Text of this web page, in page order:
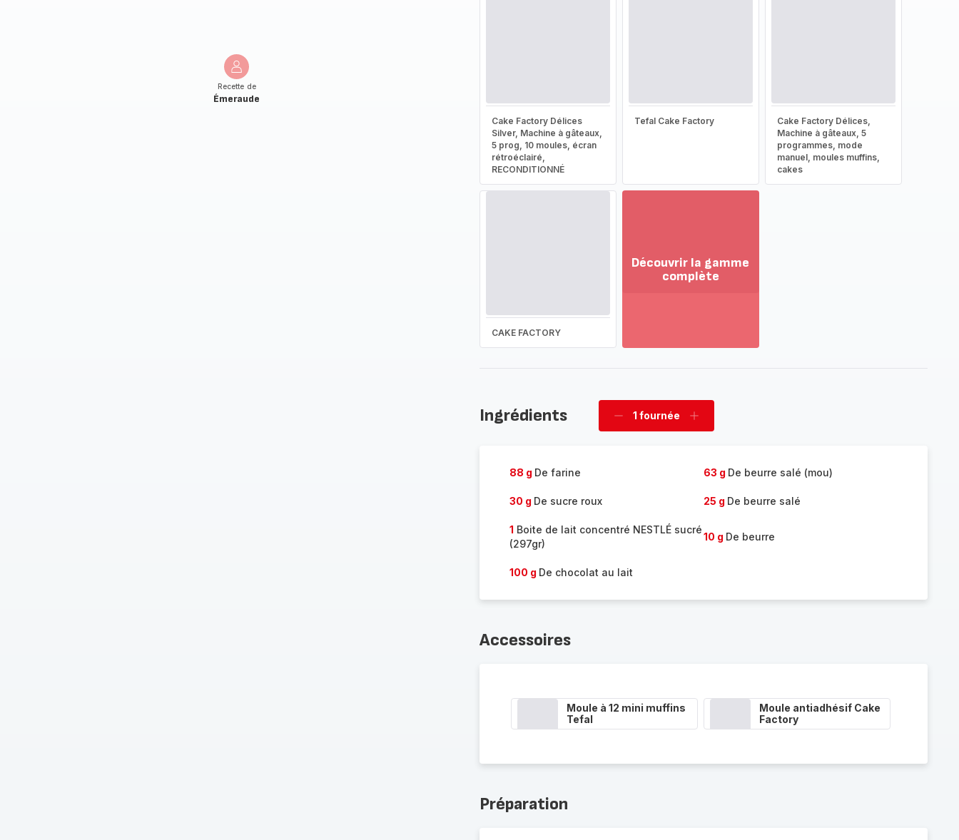
Recette de
Émeraude
Cake Factory Délices
Silver, Machine à gâteaux,
5 prog, 10 moules, écran
rétroéclairé,
RECONDITIONNÉ
Tefal Cake Factory
Cake Factory Délices,
Machine à gâteaux, 5
programmes, mode
manuel, moules muffins,
cakes
CAKE FACTORY
Découvrir la gamme
complète
la
Ingrédients
Supprimer
1 fournée
Ajouter
88 g De farine 63 g De beurre salé (mou)
30 g De sucre roux 25 g De beurre salé
1 Boite de lait concentré NESTLÉ sucré
(297gr)
10 g De beurre
100 g De chocolat au lait
Accessoires
Moule à 12 mini muffins
Tefal
Moule antiadhésif Cake
Factory
Préparation